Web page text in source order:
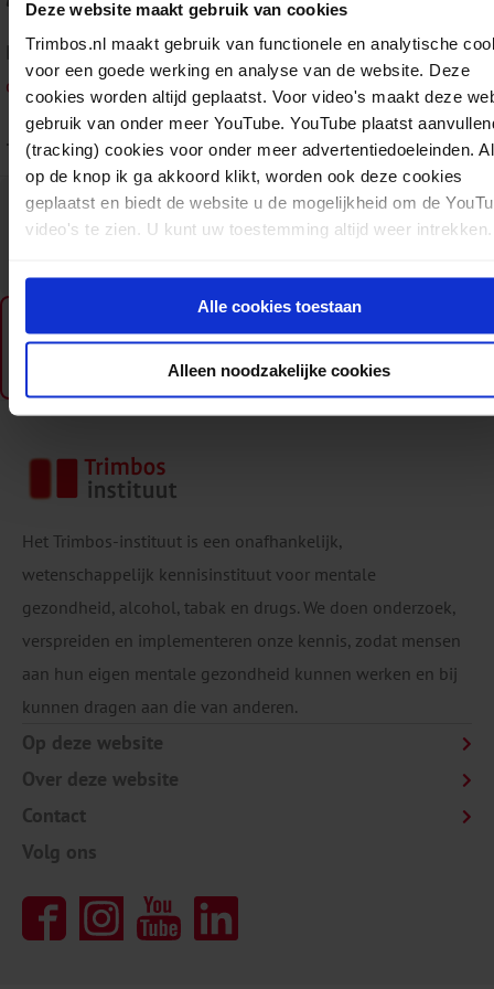
Deze website maakt gebruik van cookies
Trimbos.nl maakt gebruik van functionele en analytische
voor een goede werking en analyse van de website. Deze
cookies worden altijd geplaatst. Voor video's maakt deze
gebruik van onder meer YouTube. YouTube plaatst
(tracking) cookies voor onder meer advertentiedoeleinden.
op de knop ik ga akkoord klikt, worden ook deze cookies
geplaatst en biedt de website u de mogelijkheid om de
video's te zien. U kunt uw toestemming altijd weer intrekken.
Alle cookies toestaan
Alleen noodzakelijke cookies
Bekijk alle verhalen en de beschikbare vertalingen op
overzichtspagina
.
Download: Beeldverhaal ‘Hulp bij stoppen met roken’ voor zwangere vrouwen en partners , Engels
PM0846 Folders en brochures Tabak 06-10-2025 pdf
Pharos
Ook verkrijgbaar als fysiek exemplaar
Bezoek de webwinkel
Het Trimbos-instituut is een onafhankelijk,
wetenschappelijk kennisinstituut voor mentale
gezondheid, alcohol, tabak en drugs. We doen onderzoek,
verspreiden en implementeren onze kennis, zodat mensen
aan hun eigen mentale gezondheid kunnen werken en bij
kunnen dragen aan die van anderen.
Op deze website
Over deze website
Contact
Volg ons